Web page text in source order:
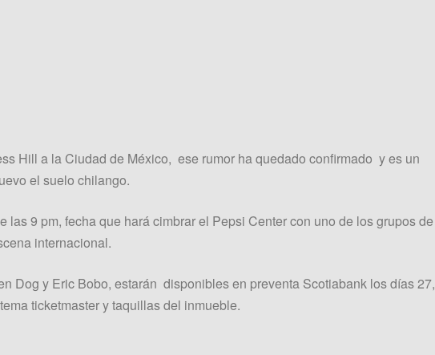
Hill a la Ciudad de México, ese rumor ha quedado confirmado y es un
el suelo chilango.
las 9 pm, fecha que hará cimbrar el Pepsi Center con uno de los grupos de
internacional.
Dog y Eric Bobo, estarán disponibles en preventa Scotiabank los días 27,
ticketmaster y taquillas del inmueble.